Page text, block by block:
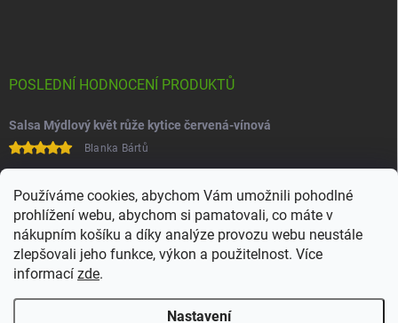
Používáme cookies, abychom Vám umožnili pohodlné
prohlížení webu, abychom si pamatovali, co máte v
nákupním košíku a díky analýze provozu webu neustále
zlepšovali jeho funkce, výkon a použitelnost. Více
informací zde.
Nastavení
POSLEDNÍ HODNOCENÍ PRODUKTŮ
Salsa Mýdlový květ růže kytice červená-vínová
Blanka Bártů